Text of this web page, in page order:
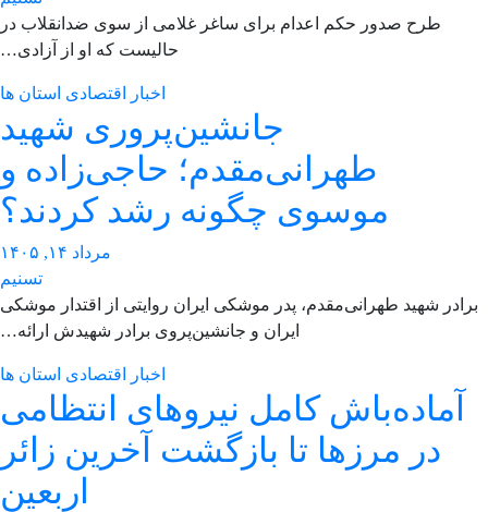
طرح صدور حکم اعدام برای ساغر غلامی از سوی ضدانقلاب در
حالیست که او از آزادی…
اخبار اقتصادی استان ها
جانشین‌پروری شهید
طهرانی‌مقدم؛ حاجی‌زاده و
موسوی چگونه رشد کردند؟
مرداد ۱۴, ۱۴۰۵
تسنیم
شهید طهرانی‌مقدم، پدر موشکی ایران روایتی از اقتدار موشکی
ایران و جانشین‌پروی برادر شهیدش ارائه…
اخبار اقتصادی استان ها
آماده‌باش کامل نیروهای انتظامی
در مرزها تا بازگشت آخرین زائر
اربعین